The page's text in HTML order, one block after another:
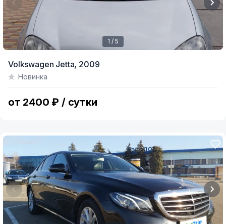
of
1 / 5
Volkswagen Jetta, 2009
Новинка
от 2400 ₽ / сутки